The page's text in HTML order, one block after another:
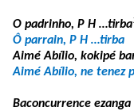
O padrinho, P H …tirba
Ô parrain, P H …tirba
Aimé Abílio, kokipé
Aimé Abílio, ne tenez
Baconcurrence